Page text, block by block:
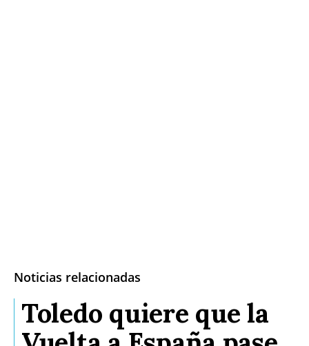
Noticias relacionadas
Toledo quiere que la